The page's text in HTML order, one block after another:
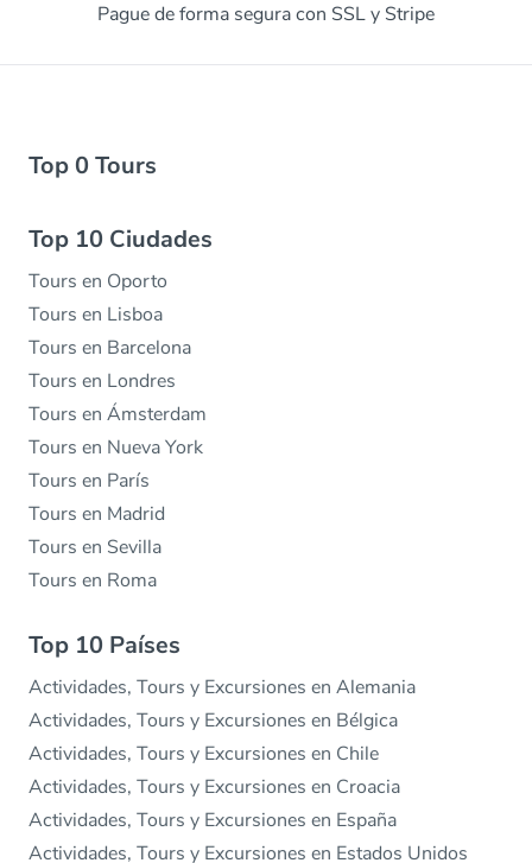
Pague de forma segura con SSL y Stripe
Top 0 Tours
Top 10 Ciudades
Tours en Oporto
Tours en Lisboa
Tours en Barcelona
Tours en Londres
Tours en Ámsterdam
Tours en Nueva York
Tours en París
Tours en Madrid
Tours en Sevilla
Tours en Roma
Top 10 Países
Actividades, Tours y Excursiones en Alemania
Actividades, Tours y Excursiones en Bélgica
Actividades, Tours y Excursiones en Chile
Actividades, Tours y Excursiones en Croacia
Actividades, Tours y Excursiones en España
Actividades, Tours y Excursiones en Estados Unidos